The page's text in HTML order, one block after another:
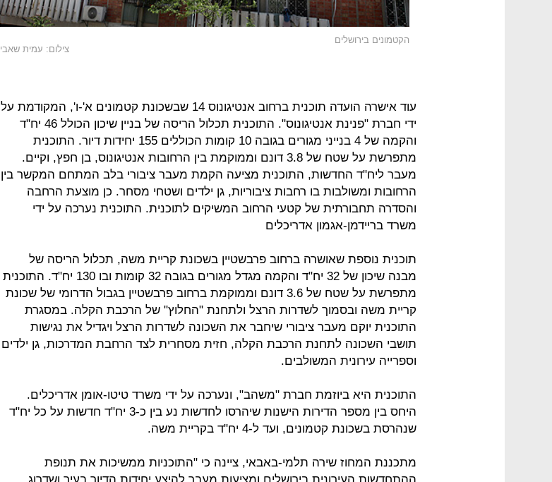
הקטמונים בירושלים
צילום: עמית שאבי
עוד אישרה הועדה תוכנית ברחוב אנטיגונוס 14 שבשכונת קטמונים א'-ו', המקודמת על
ידי חברת "פנינת אנטיגונוס". התוכנית תכלול הריסה של בניין שיכון הכולל 46 יח"ד
והקמה של 4 בנייני מגורים בגובה 10 קומות הכוללים 155 יחידות דיור. התוכנית
מתפרשת על שטח של 3.8 דונם וממוקמת בין הרחובות אנטיגונוס, בן חפץ, וקיים.
מעבר ליח"ד החדשות, התוכנית מציעה הקמת מעבר ציבורי בלב המתחם המקשר בין
הרחובות ומשולבות בו רחבות ציבוריות, גן ילדים ושטחי מסחר. כן מוצעת הרחבה
והסדרה תחבורתית של קטעי הרחוב המשיקים לתוכנית. התוכנית נערכה על ידי
משרד בריידמן-אגמון אדריכלים
תוכנית נוספת שאושרה ברחוב פרבשטיין בשכונת קריית משה, תכלול הריסה של
מבנה שיכון של 32 יח"ד והקמה מגדל מגורים בגובה 32 קומות ובו 130 יח"ד. התוכנית
מתפרשת על שטח של 3.6 דונם וממוקמת ברחוב פרבשטיין בגבול הדרומי של שכונת
קריית משה ובסמוך לשדרות הרצל ולתחנת "החלוץ" של הרכבת הקלה. במסגרת
התוכנית יוקם מעבר ציבורי שיחבר את השכונה לשדרות הרצל ויגדיל את נגישות
תושבי השכונה לתחנת הרכבת הקלה, חזית מסחרית לצד הרחבת המדרכות, גן ילדים
וספרייה עירונית המשולבים.
התוכנית היא ביוזמת חברת "משהב", ונערכה על ידי משרד טיטו-אומן אדריכלים.
היחס בין מספר הדירות הישנות שיהרסו לחדשות נע בין כ-3 יח"ד חדשות על כל יח"ד
שנהרסת בשכונת קטמונים, ועד ל-4 יח"ד בקריית משה.
מתכננת המחוז שירה תלמי-באבאי, ציינה כי "התוכניות ממשיכות את תנופת